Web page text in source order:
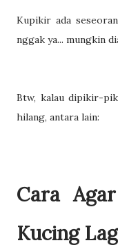
Kupikir ada
nggak ya... mungkin
Btw, kalau dipikir-
hilang, antara lain:
Cara
Kucing